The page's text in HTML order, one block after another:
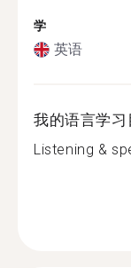
学
英语
我的语言学习
Listening &